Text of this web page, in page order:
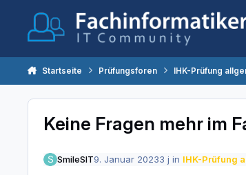
Startseite Prüfungsforen IHK-Prüfung
Keine Fragen mehr im
SmileSIT9. Januar 20233 j in IHK-Prüfung